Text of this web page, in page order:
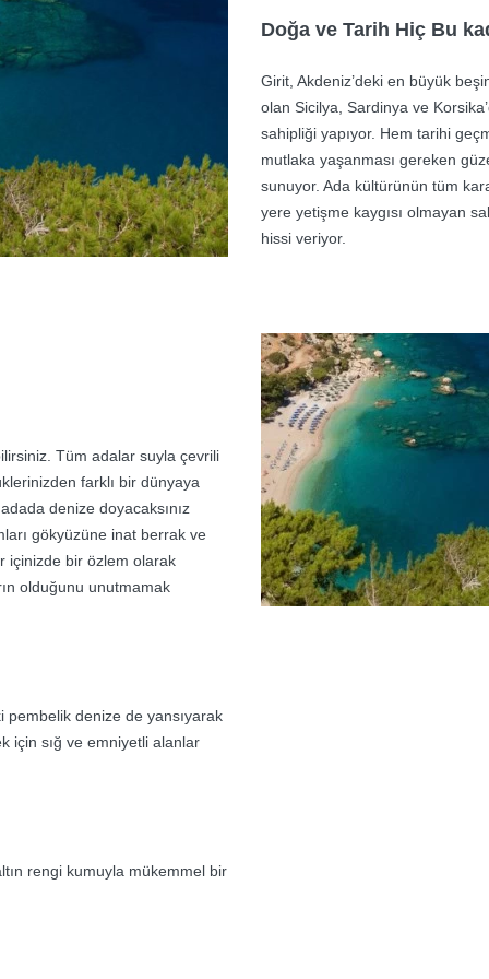
Doğa ve Tarih Hiç Bu
Girit, Akdeniz’deki en büyük
olan Sicilya, Sardinya ve
sahipliği yapıyor. Hem tarihi
mutlaka yaşanması gereken
sunuyor. Ada kültürünün tüm
yere yetişme kaygısı olmayan
hissi veriyor.
Tüm adalar suyla çevrili
farklı bir dünyaya
denize doyacaksınız
gökyüzüne inat berrak ve
içinizde bir özlem olarak
olduğunu unutmamak
pembelik denize de yansıyarak
için sığ ve emniyetli alanlar
rengi kumuyla mükemmel bir